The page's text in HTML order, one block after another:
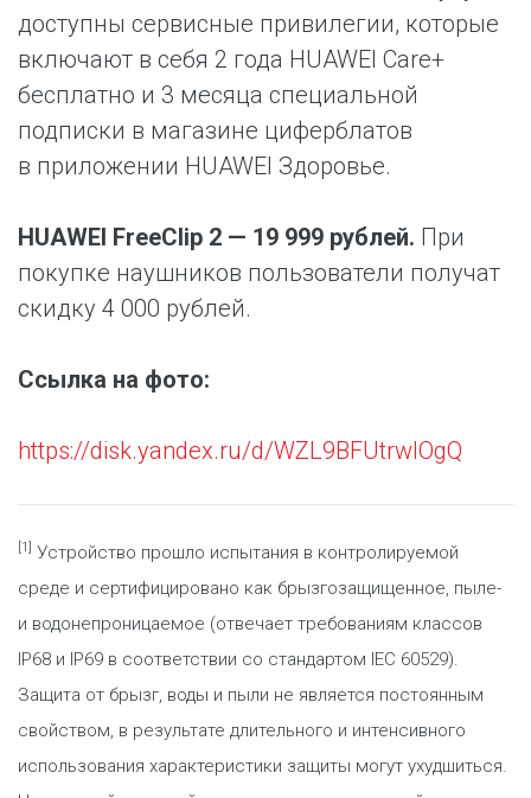
доступны сервисные привилегии, которые
включают в себя 2 года HUAWEI Care+
бесплатно и 3 месяца специальной
подписки в магазине циферблатов
в приложении HUAWEI Здоровье.
HUAWEI FreeClip 2 — 19 999 рублей. При
покупке наушников пользователи получат
скидку 4 000 рублей.
Ссылка на фото:
https://disk.yandex.ru/d/WZL9BFUtrwIOgQ
[1] Устройство прошло испытания в контролируемой
среде и сертифицировано как брызгозащищенное, пыле-
и водонепроницаемое (отвечает требованиям классов
IP68 и IP69 в соответствии со стандартом IEC 60529).
Защита от брызг, воды и пыли не является постоянным
свойством, в результате длительного и интенсивного
использования характеристики защиты могут ухудшиться.